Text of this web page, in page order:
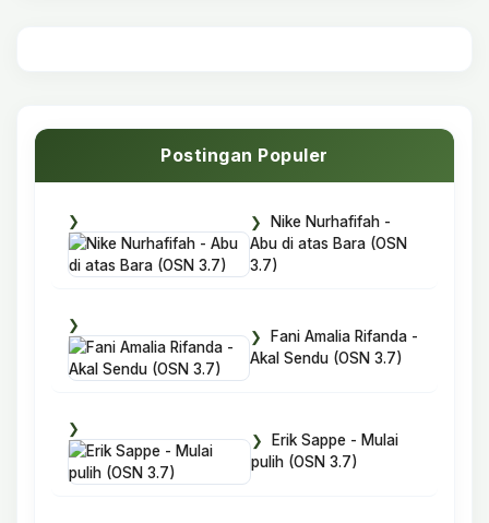
Postingan Populer
Nike Nurhafifah -
Abu di atas Bara (OSN
3.7)
Fani Amalia Rifanda -
Akal Sendu (OSN 3.7)
Erik Sappe - Mulai
pulih (OSN 3.7)